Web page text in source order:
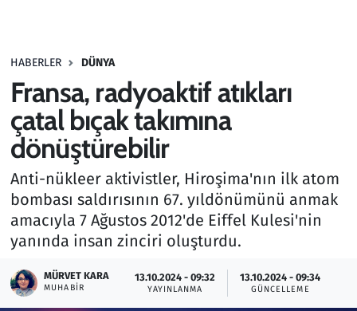
HABERLER DÜNYA
Fransa, radyoaktif atıkları
çatal bıçak takımına
dönüştürebilir
Anti-nükleer aktivistler, Hiroşima'nın ilk atom
bombası saldırısının 67. yıldönümünü anmak
amacıyla 7 Ağustos 2012'de Eiffel Kulesi'nin
yanında insan zinciri oluşturdu.
MÜRVET KARA
MUHABIR
13.10.2024 - 09:32
YAYINLANMA
13.10.2024 - 09:34
GÜNCELLEME
Haber
Kültür Sanat
Kurumsal Haberler
Lezzet Durağı
Memur ve Kamu
Otomobil